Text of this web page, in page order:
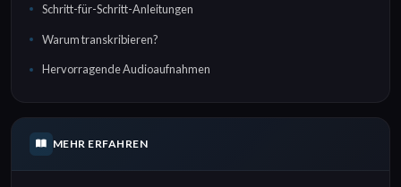
Schritt-für-Schritt-Anleitungen
Warum transkribieren?
Hervorragende Audioaufnahmen
MEHR ERFAHREN